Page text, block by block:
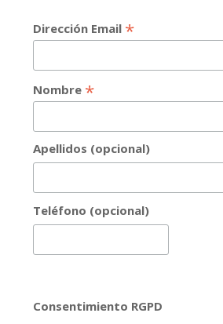
Dirección Email *
Nombre *
Apellidos (opcional)
Teléfono (opcional)
Consentimiento RGPD